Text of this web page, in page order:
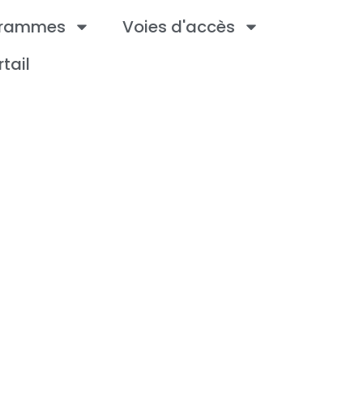
Voies d'accès